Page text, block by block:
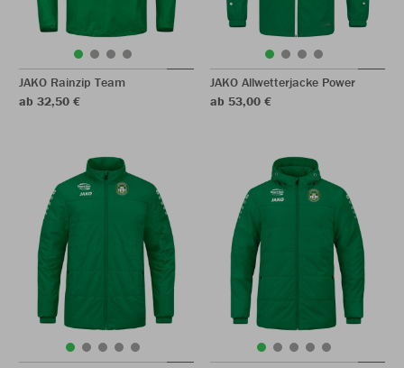
JAKO Rainzip Team
ab 32,50 €
JAKO Allwetterjacke Power
ab 53,00 €